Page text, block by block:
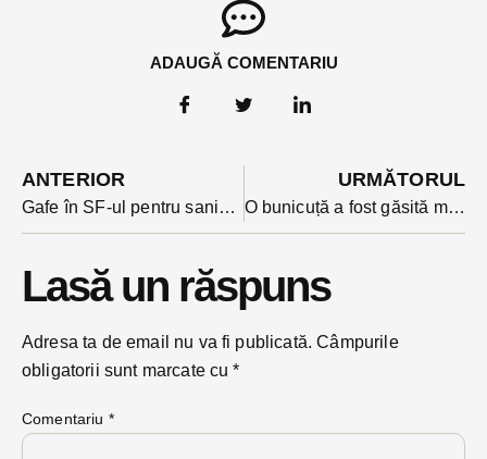
ADAUGĂ COMENTARIU
ANTERIOR
Gafe în SF-ul pentru sania de vară de pe Pârtia Cocoș: în loc de Bistrița în document apare în unele locuri Sibiul. Un consilier USR a depistat confuziile
URMĂTORUL
O bunicuță a fost găsită moartă în casa cuprinsă de un incendiu în Archiud
Lasă un răspuns
Adresa ta de email nu va fi publicată. Câmpurile
obligatorii sunt marcate cu*
Comentariu *